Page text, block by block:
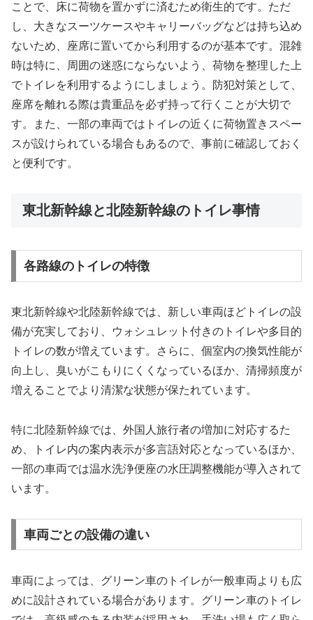
ことで、床に荷物を置かずに済むため衛生的です。ただ
し、大きなスーツケースやキャリーバッグなどは持ち込め
ないため、座席に置いてから利用するのが基本です。混雑
時は特に、周囲の迷惑にならないよう、荷物を整理した上
でトイレを利用するようにしましょう。防犯対策として、
座席を離れる際は貴重品を必ず持って行くことが大切で
す。また、一部の車両ではトイレの近くに荷物置きスペー
スが設けられている場合もあるので、事前に確認しておく
と便利です。
東北新幹線と北陸新幹線のトイレ事情
各路線のトイレの特徴
東北新幹線や北陸新幹線では、新しい車両ほどトイレの設
備が充実しており、ウォシュレット付きのトイレや多目的
トイレの数が増えています。さらに、個室内の換気性能が
向上し、臭いがこもりにくくなっているほか、清掃頻度が
増えることでより清潔な状態が保たれています。
特に北陸新幹線では、外国人旅行者の増加に対応するた
め、トイレ内の案内表示が多言語対応となっているほか、
一部の車両では温水洗浄便座の水圧調整機能が導入されて
います。
車両ごとの設備の違い
車両によっては、グリーン車のトイレが一般車両よりも広
めに設計されている場合があります。グリーン車のトイレ